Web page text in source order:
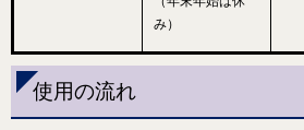
み）
使用の流れ